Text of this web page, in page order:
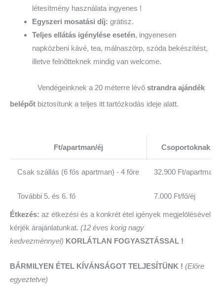
létesítmény használata ingyenes !
Egyszeri mosatási díj: grátisz.
Teljes ellátás igénylése esetén, ingyenesen
napközbeni kávé, tea, málnaszörp, szóda bekészítést,
illetve felnőtteknek mindig van welcome.
Vendégeinknek a 20 méterre lévő strandra ajándék
belépőt biztosítunk a teljes itt tartózkodás ideje alatt.
Ft/apartman/éj Csoportoknak
Csak szállás (6 fős apartman) - 4 főre 32.900 Ft/apartman
További 5. és 6. fő 7.000 Ft/fő/éj
Étkezés: az étkezési és a konkrét étel igények megjelölésével
kérjék árajánlatunkat. (12 éves korig nagy
kedvezménnyel) KORLÁTLAN FOGYASZTÁSSAL !
BÁRMILYEN ÉTEL KÍVÁNSÁGOT TELJESÍTÜNK ! (Előre
egyeztetve)